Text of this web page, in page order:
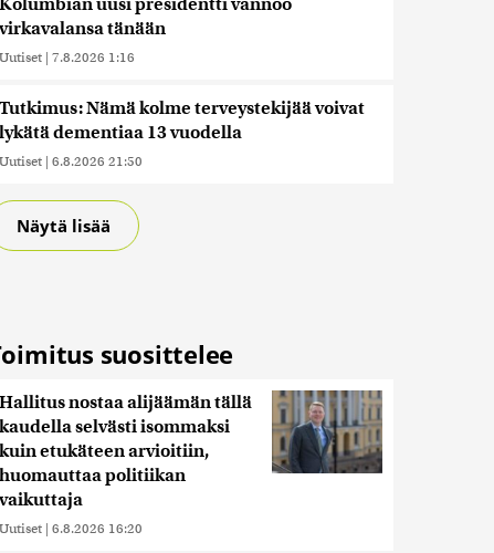
Kolumbian uusi presidentti vannoo
tänään
Uutiset | 7.8.2026 1:16
Tutkimus: Nämä kolme terveystekijää voivat
lykätä dementiaa 13 vuodella
Uutiset | 6.8.2026 21:50
Näytä lisää
suosittelee
Hallitus nostaa alijäämän tällä
kaudella selvästi isommaksi
kuin etukäteen arvioitiin,
huomauttaa politiikan
Uutiset | 6.8.2026 16:20